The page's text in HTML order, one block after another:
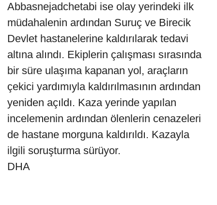
Abbasnejadchetabi ise olay yerindeki ilk
müdahalenin ardından Suruç ve Birecik
Devlet hastanelerine kaldırılarak tedavi
altına alındı. Ekiplerin çalışması sırasında
bir süre ulaşıma kapanan yol, araçların
çekici yardımıyla kaldırılmasının ardından
yeniden açıldı. Kaza yerinde yapılan
incelemenin ardından ölenlerin cenazeleri
de hastane morguna kaldırıldı. Kazayla
ilgili soruşturma sürüyor.
DHA